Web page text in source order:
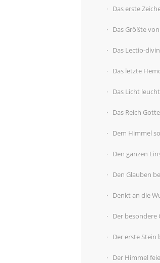
Das erste
Das Größte
Das Lectio-
Das letzte
Das Licht
Das Reich
Dem Himmel
Den ganzen
Den Glauben
Denkt an die
Der besondere
Der erste Stein
Der Himmel